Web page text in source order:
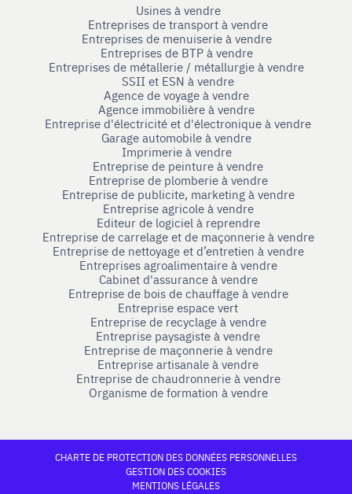
Usines à vendre
Entreprises de transport à vendre
Entreprises de menuiserie à vendre
Entreprises de BTP à vendre
Entreprises de métallerie / métallurgie à vendre
SSII et ESN à vendre
Agence de voyage à vendre
Agence immobilière à vendre
Entreprise d'électricité et d'électronique à vendre
Garage automobile à vendre
Imprimerie à vendre
Entreprise de peinture à vendre
Entreprise de plomberie à vendre
Entreprise de publicite, marketing à vendre
Entreprise agricole à vendre
Editeur de logiciel à reprendre
Entreprise de carrelage et de maçonnerie à vendre
Entreprise de nettoyage et d’entretien à vendre
Entreprises agroalimentaire à vendre
Cabinet d'assurance à vendre
Entreprise de bois de chauffage à vendre
Entreprise espace vert
Entreprise de recyclage à vendre
Entreprise paysagiste à vendre
Entreprise de maçonnerie à vendre
Entreprise artisanale à vendre
Entreprise de chaudronnerie à vendre
Organisme de formation à vendre
CHARTE DE PROTECTION DES DONNÉES PERSONNELLES
GESTION DES COOKIES
MENTIONS LÉGALES